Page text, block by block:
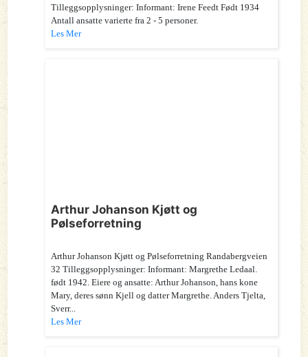
Tilleggsopplysninger: Informant: Irene Feedt Født 1934
Antall ansatte varierte fra 2 - 5 personer.
Les Mer
Arthur Johanson Kjøtt og
Pølseforretning
Arthur Johanson Kjøtt og Pølseforretning Randabergveien
32 Tilleggsopplysninger: Informant: Margrethe Ledaal.
født 1942. Eiere og ansatte: Arthur Johanson, hans kone
Mary, deres sønn Kjell og datter Margrethe. Anders Tjelta,
Sverr...
Les Mer